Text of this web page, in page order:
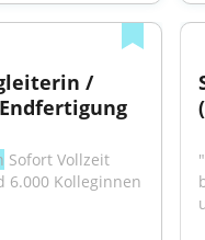
/
Sofort Vollzeit
Kolleginnen